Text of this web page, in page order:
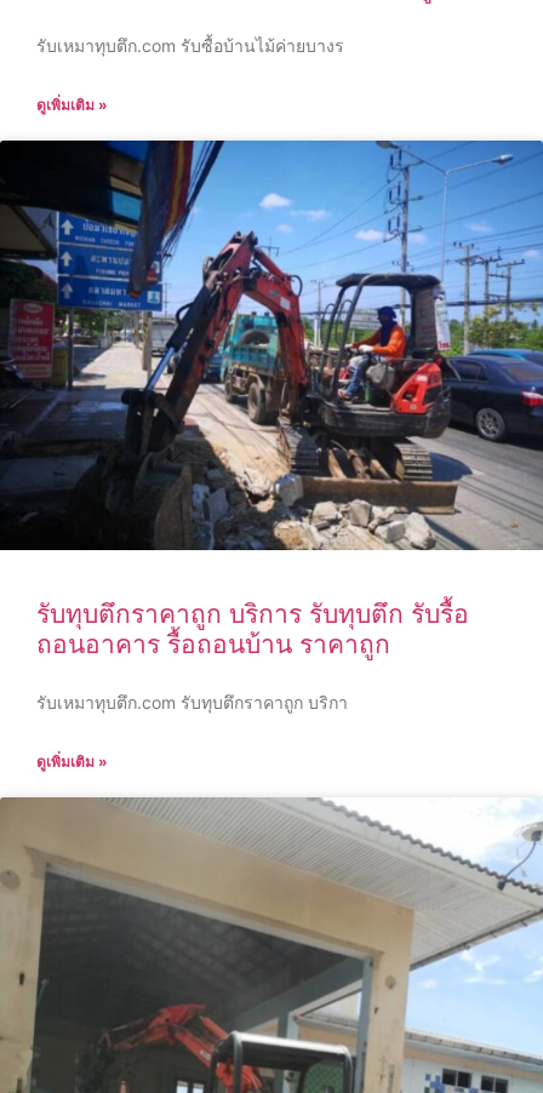
รับเหมาทุบตึก.com รับซื้อบ้านไม้ค่ายบางร
ดูเพิ่มเติม »
รับทุบตึกราคาถูก บริการ รับทุบตึก รับรื้อ
ถอนอาคาร รื้อถอนบ้าน ราคาถูก
รับเหมาทุบตึก.com รับทุบตึกราคาถูก บริกา
ดูเพิ่มเติม »